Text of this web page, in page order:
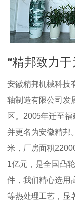
“精邦致力
安徽精邦机械科技
轴制造有限公司发
区。2005年迁至福
并更名为安徽精邦
米，厂房面积
1亿元，是全国凸
件，我们精心选用
等热处理工艺，显